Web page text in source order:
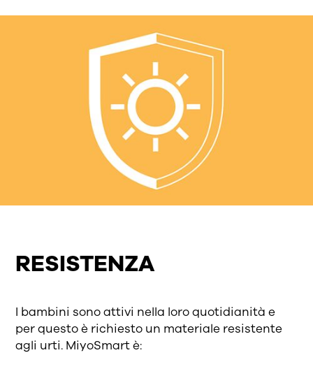
RESISTENZA
I bambini sono attivi nella loro quotidianità e
per questo è richiesto un materiale resistente
agli urti. MiyoSmart è: